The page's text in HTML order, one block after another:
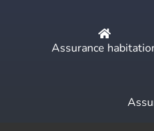
Assurance